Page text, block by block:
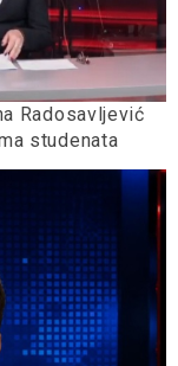
Radosavljević
studenata